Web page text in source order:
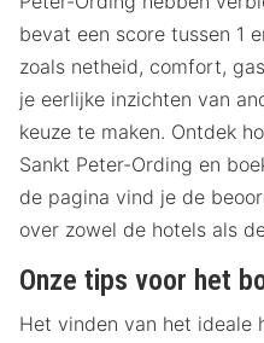
bevat een score tussen 1
zoals netheid, comfort,
je eerlijke inzichten van
keuze te maken. Ontdek
Sankt Peter-Ording en
de pagina vind je de
over zowel de hotels als
Onze tips voor het
Het vinden van het ideale